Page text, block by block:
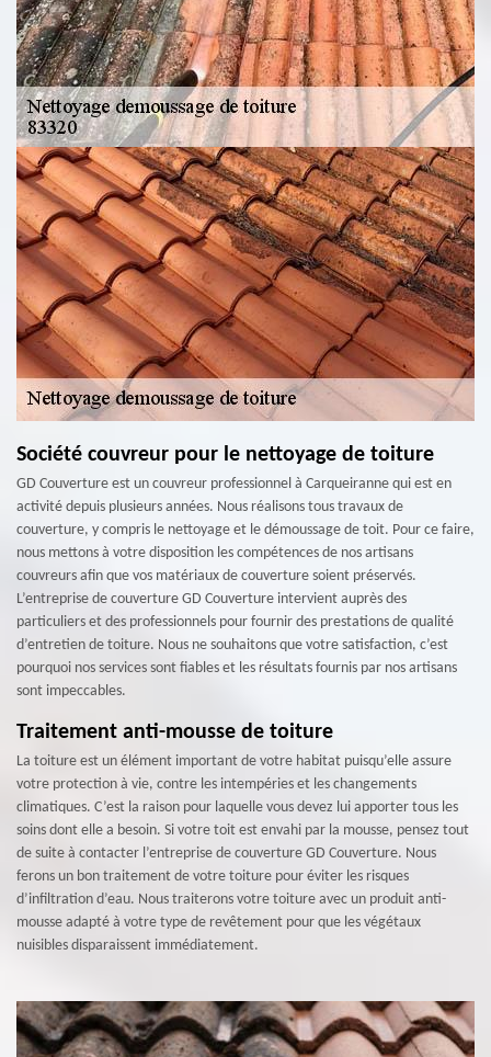
Société couvreur pour le nettoyage de toiture
GD Couverture est un couvreur professionnel à Carqueiranne qui est en
activité depuis plusieurs années. Nous réalisons tous travaux de
couverture, y compris le nettoyage et le démoussage de toit. Pour ce faire,
nous mettons à votre disposition les compétences de nos artisans
couvreurs afin que vos matériaux de couverture soient préservés.
L’entreprise de couverture GD Couverture intervient auprès des
particuliers et des professionnels pour fournir des prestations de qualité
d’entretien de toiture. Nous ne souhaitons que votre satisfaction, c’est
pourquoi nos services sont fiables et les résultats fournis par nos artisans
sont impeccables.
Traitement anti-mousse de toiture
La toiture est un élément important de votre habitat puisqu’elle assure
votre protection à vie, contre les intempéries et les changements
climatiques. C’est la raison pour laquelle vous devez lui apporter tous les
soins dont elle a besoin. Si votre toit est envahi par la mousse, pensez tout
de suite à contacter l’entreprise de couverture GD Couverture. Nous
ferons un bon traitement de votre toiture pour éviter les risques
d’infiltration d’eau. Nous traiterons votre toiture avec un produit anti-
mousse adapté à votre type de revêtement pour que les végétaux
nuisibles disparaissent immédiatement.